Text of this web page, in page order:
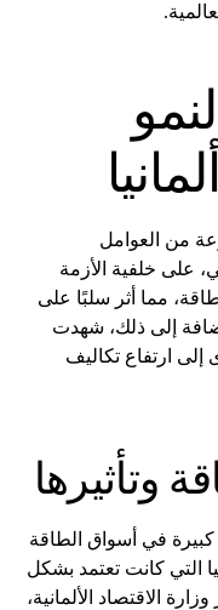
من العوامل
على خلفية الأزمة
مما أثر سلبًا على
إلى ذلك، شهدت
إلى ارتفاع تكاليف
وتأثيرها
في أسواق الطاقة
التي كانت تعتمد بشكل
الاقتصاد الألمانية،